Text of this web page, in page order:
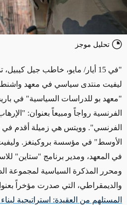
تحليل موجز
"في 15 أيار/ مايو، خاطب جيل
ليفيت منتدى سياسي في معهد
"معهد بو للدراسات السياسية" في
الفرنسية رواجاً ومبيعاً بعنوان:
الفرنسي". وويتس هي زميلة أقدم
الأوسط" في مؤسسة بروكينغز.
في المعهد، ومدير برنامج "ستاين"
ومحرر المذكرة السياسية لمجموعة
والديمقراطي، التي صدرت مؤخراً
المستلهم من العقيدة: استراتيجية